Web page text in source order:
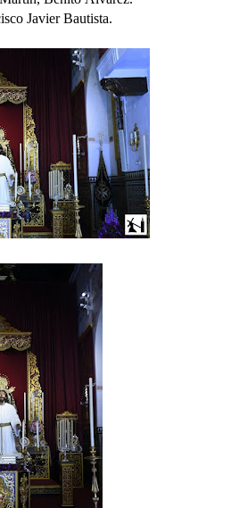
Javier Bautista.